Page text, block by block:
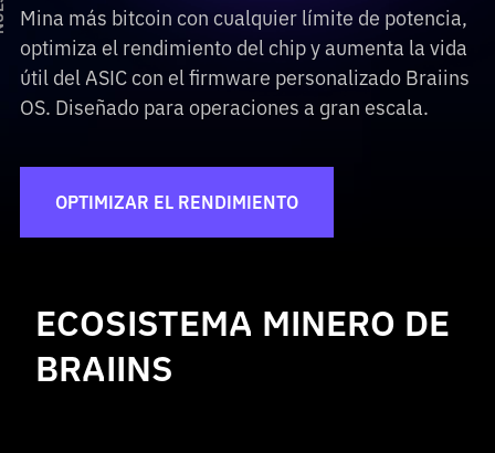
Mina más bitcoin con cualquier límite de potencia,
optimiza el rendimiento del chip y aumenta la vida
útil del ASIC con el firmware personalizado Braiins
OS. Diseñado para operaciones a gran escala.
OPTIMIZAR EL RENDIMIENTO
ECOSISTEMA MINERO DE
BRAIINS